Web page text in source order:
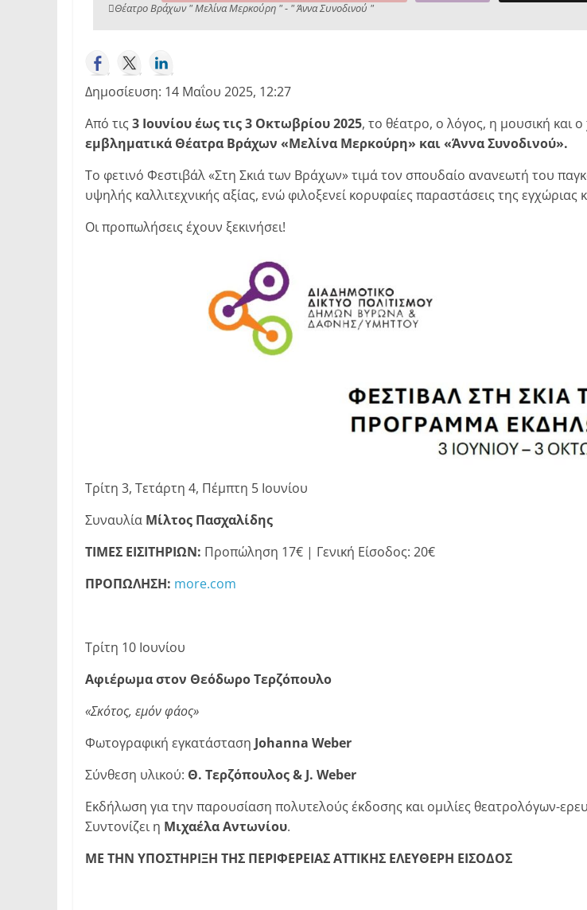
Θέατρο Βράχων " Μελίνα Μερκούρη " - " Άννα Συνοδινού "
Δημοσίευση: 14 Μαΐου 2025, 12:27
Από τις 3 Ιουνίου έως τις 3 Οκτωβρίου 2025, το θέατρο, ο λόγος, η μουσική και
εμβληματικά Θέατρα Βράχων «Μελίνα Μερκούρη» και «Άννα Συνοδινού».
Το φετινό Φεστιβάλ «Στη Σκιά των Βράχων» τιμά τον σπουδαίο ανανεωτή του
υψηλής καλλιτεχνικής αξίας, ενώ φιλοξενεί κορυφαίες παραστάσεις της εγχώριας
Οι προπωλήσεις έχουν ξεκινήσει!
Τρίτη 3, Τετάρτη 4, Πέμπτη 5 Ιουνίου
Συναυλία Μίλτος Πασχαλίδης
ΤΙΜΕΣ ΕΙΣΙΤΗΡΙΩΝ: Προπώληση 17€ | Γενική Είσοδος: 20€
ΠΡΟΠΩΛΗΣΗ: more.com
Τρίτη 10 Ιουνίου
Αφιέρωμα στον Θεόδωρο Τερζόπουλο
«Σκότος, εμόν φάος»
Φωτογραφική εγκατάσταση Johanna Weber
Σύνθεση υλικού: Θ. Τερζόπουλος & J. Weber
Εκδήλωση για την παρουσίαση πολυτελούς έκδοσης και ομιλίες θεατρολόγων-
Συντονίζει η Μιχαέλα Αντωνίου.
ΜΕ ΤΗΝ ΥΠΟΣΤΗΡΙΞΗ ΤΗΣ ΠΕΡΙΦΕΡΕΙΑΣ ΑΤΤΙΚΗΣ ΕΛΕΥΘΕΡΗ ΕΙΣΟΔΟΣ